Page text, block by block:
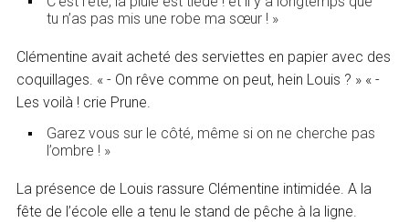
tu n’as pas mis une robe ma sœur ! »
Clémentine avait acheté des serviettes en papier avec des
coquillages. « - On rêve comme on peut, hein Louis ? » « -
Les voilà ! crie Prune.
Garez vous sur le côté, même si on ne cherche pas
l’ombre ! »
La présence de Louis rassure Clémentine intimidée. A la
fête de l’école elle a tenu le stand de pêche à la ligne.